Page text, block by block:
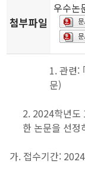
첨부파일
우수논
1. 관련:
문)
2. 2024학년도
한 논문을 선
가. 접수기간: